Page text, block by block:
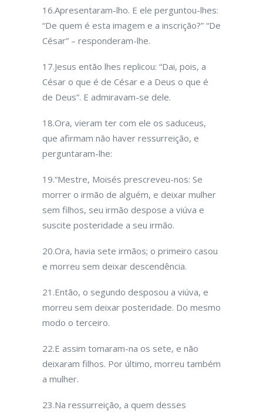
16.Apresentaram-lho. E ele perguntou-lhes:
“De quem é esta imagem e a inscrição?” “De
César” – responderam-lhe.
17.Jesus então lhes replicou: “Dai, pois, a
César o que é de César e a Deus o que é
de Deus”. E admiravam-se dele.
18.Ora, vieram ter com ele os saduceus,
que afirmam não haver ressurreição, e
perguntaram-lhe:
19.“Mestre, Moisés prescreveu-nos: Se
morrer o irmão de alguém, e deixar mulher
sem filhos, seu irmão despose a viúva e
suscite posteridade a seu irmão.
20.Ora, havia sete irmãos; o primeiro casou
e morreu sem deixar descendência.
21.Então, o segundo desposou a viúva, e
morreu sem deixar posteridade. Do mesmo
modo o terceiro.
22.E assim tomaram-na os sete, e não
deixaram filhos. Por último, morreu também
a mulher.
23.Na ressurreição, a quem desses